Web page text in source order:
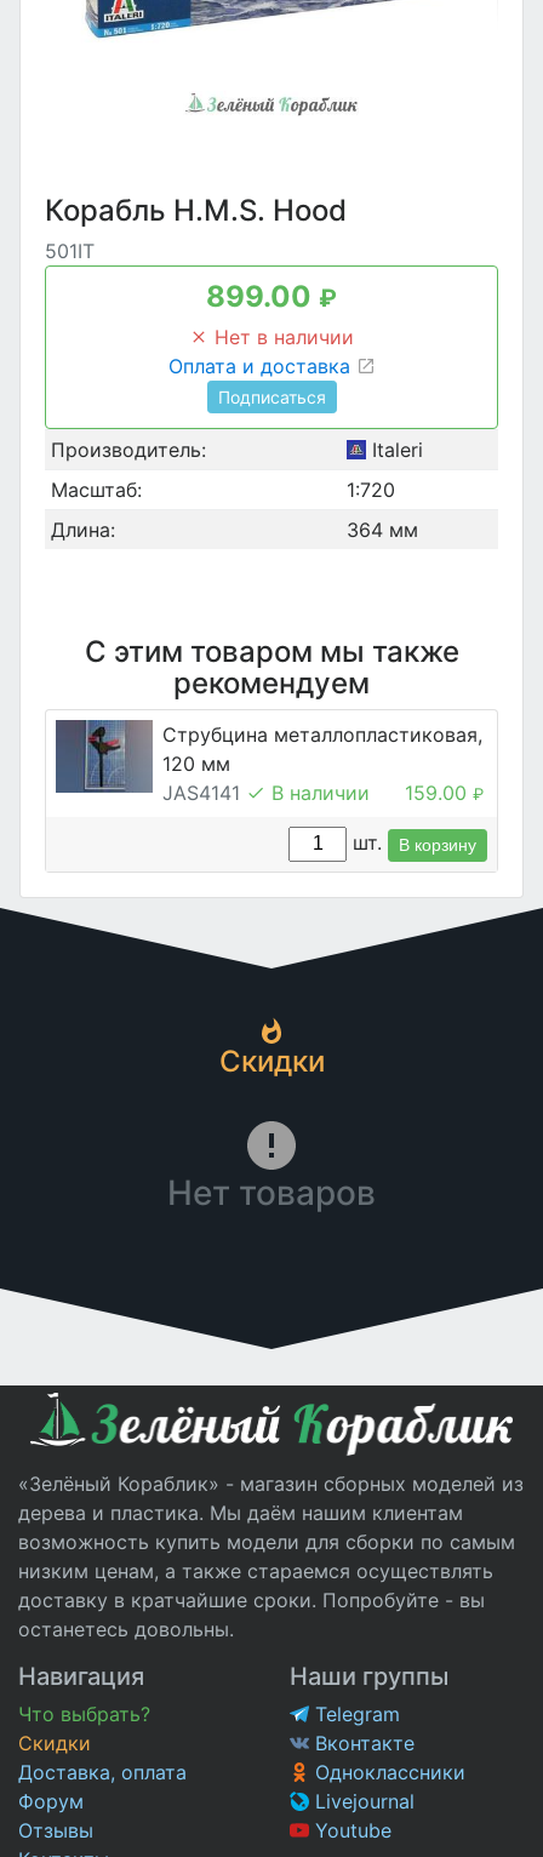
Корабль H.M.S. Hood
501IT
899.00 ₽
Нет в наличии
Оплата и доставка
Подписаться
Производитель:
Italeri
Масштаб:
1:720
Длина:
364 мм
С этим товаром мы также
рекомендуем
Струбцина металлопластиковая,
120 мм
JAS4141
В наличии 159.00 ₽
шт. В корзину
Скидки
Нет товаров
«Зелёный Кораблик» - магазин сборных моделей из
дерева и пластика. Мы даём нашим клиентам
возможность купить модели для сборки по самым
низким ценам, а также стараемся осуществлять
доставку в кратчайшие сроки. Попробуйте - вы
останетесь довольны.
Навигация
Что выбрать?
Скидки
Доставка, оплата
Форум
Отзывы
Наши группы
Telegram
Вконтакте
Одноклассники
Livejournal
Youtube